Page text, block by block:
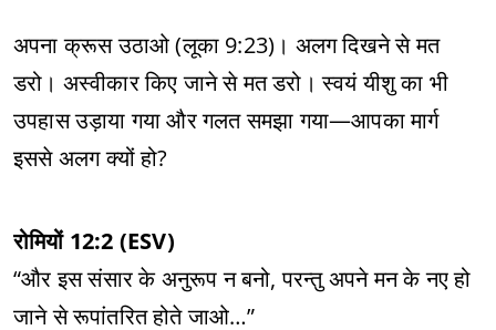
अपना क्रूस उठाओ (लूका 9:23)। अलग दिखने से मत
डरो। अस्वीकार किए जाने से मत डरो। स्वयं यीशु का भी
उपहास उड़ाया गया और गलत समझा गया—आपका मार्ग
इससे अलग क्यों हो?
रोमियों 12:2 (ESV)
“और इस संसार के अनुरूप न बनो, परन्तु अपने मन के नए हो
जाने से रूपांतरित होते जाओ…”